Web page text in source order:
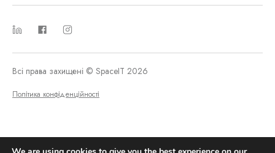
Всі права захищені © SpaceIT 2026
Політика конфіденційності